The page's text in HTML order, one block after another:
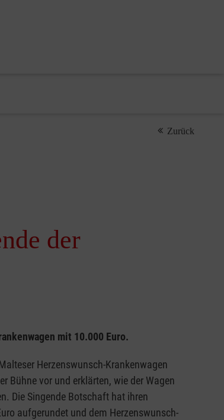
Zurück
der
mit 10.000 Euro.
Herzenswunsch-Krankenwagen
Bühne vor und erklärten, wie der Wagen
Die Singende Botschaft hat ihren
aufgerundet und dem Herzenswunsch-